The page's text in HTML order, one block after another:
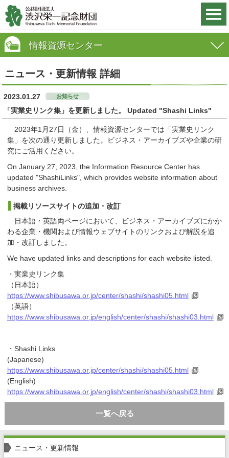
情報資源センター
ニュース・更新情報 詳細
2023.01.27 お知らせ
「実業史リンク集」を更新しました。 Updated "Shashi Links"
2023年1月27日（金）、情報資源センターでは「実業史リンク
集」を次の通り更新しました。ビジネス・アーカイブズや企業の研
究にご活用ください。
On January 27, 2023, the Information Resource Center has
updated "ShashiLinks", which provides website information about
business archives.
掲載リソースサイトの追加・改訂
日本語・英語両ページにおいて、ビジネス・アーカイブズにかか
わる企業・機関および情報ウェブサイトのリンクおよび解説を追
加・改訂しました。
We have updated links and descriptions for each website listed.
・実業史リンク集
（日本語）
https://www.shibusawa.or.jp/center/shashi/shashi05.html
（英語）
https://www.shibusawa.or.jp/english/center/shashi/shashi03.html
・Shashi Links
(Japanese)
https://www.shibusawa.or.jp/center/shashi/shashi05.html
(English)
https://www.shibusawa.or.jp/english/center/shashi/shashi03.html
一覧へ戻る
ニュース・更新情報